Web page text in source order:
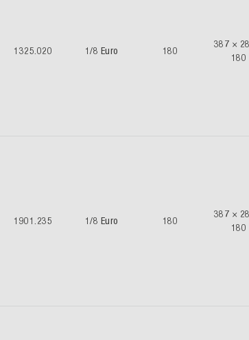
1325.020 1/8 Euro 180
387 ×
180
1901.235 1/8 Euro 180
387 ×
180